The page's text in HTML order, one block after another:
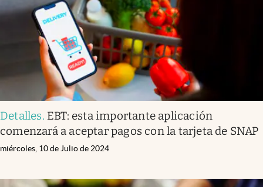
Detalles. EBT: esta importante aplicación
comenzará a aceptar pagos con la tarjeta de SNAP
miércoles, 10 de Julio de 2024